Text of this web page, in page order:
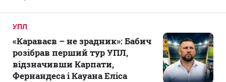
УПЛ
«Караваєв – не зрадник»: Бабич
розібрав перший тур УПЛ,
відзначивши Карпати,
Фернандеса і Кауана Еліса